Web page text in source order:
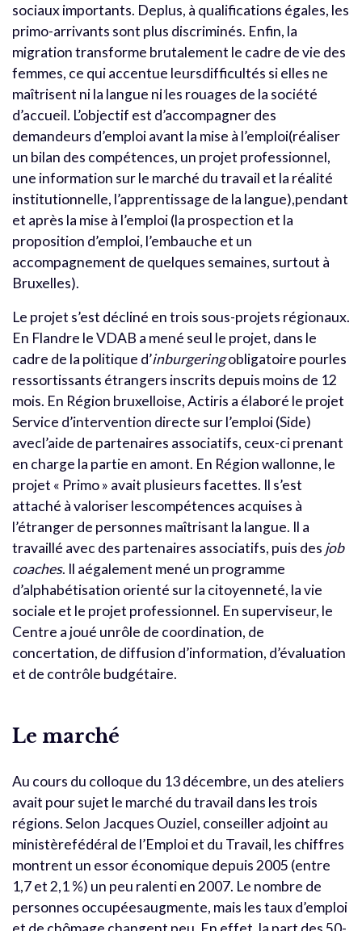
sociaux importants. Deplus, à qualifications égales, les
primo-arrivants sont plus discriminés. Enfin, la
migration transforme brutalement le cadre de vie des
femmes, ce qui accentue leursdifficultés si elles ne
maîtrisent ni la langue ni les rouages de la société
d’accueil. L’objectif est d’accompagner des
demandeurs d’emploi avant la mise à l’emploi(réaliser
un bilan des compétences, un projet professionnel,
une information sur le marché du travail et la réalité
institutionnelle, l’apprentissage de la langue),pendant
et après la mise à l’emploi (la prospection et la
proposition d’emploi, l’embauche et un
accompagnement de quelques semaines, surtout à
Bruxelles).
Le projet s’est décliné en trois sous-projets régionaux.
En Flandre le VDAB a mené seul le projet, dans le
cadre de la politique d’inburgeringobligatoire pourles
ressortissants étrangers inscrits depuis moins de 12
mois. En Région bruxelloise, Actiris a élaboré le projet
Service d’intervention directe sur l’emploi (Side)
avecl’aide de partenaires associatifs, ceux-ci prenant
en charge la partie en amont. En Région wallonne, le
projet « Primo » avait plusieurs facettes. Il s’est
attaché à valoriser lescompétences acquises à
l’étranger de personnes maîtrisant la langue. Il a
travaillé avec des partenaires associatifs, puis des job
coaches. Il aégalement mené un programme
d’alphabétisation orienté sur la citoyenneté, la vie
sociale et le projet professionnel. En superviseur, le
Centre a joué unrôle de coordination, de
concertation, de diffusion d’information, d’évaluation
et de contrôle budgétaire.
Le marché
Au cours du colloque du 13 décembre, un des ateliers
avait pour sujet le marché du travail dans les trois
régions. Selon Jacques Ouziel, conseiller adjoint au
ministèrefédéral de l’Emploi et du Travail, les chiffres
montrent un essor économique depuis 2005 (entre
1,7 et 2,1 %) un peu ralenti en 2007. Le nombre de
personnes occupéesaugmente, mais les taux d’emploi